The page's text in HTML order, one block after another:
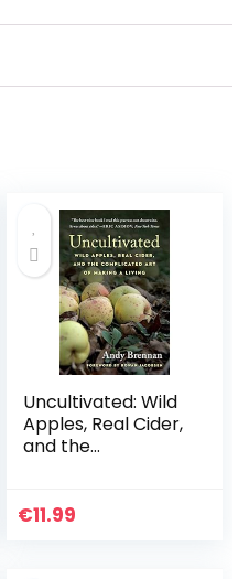
Uncultivated: Wild
Apples, Real Cider,
and the
€11.99